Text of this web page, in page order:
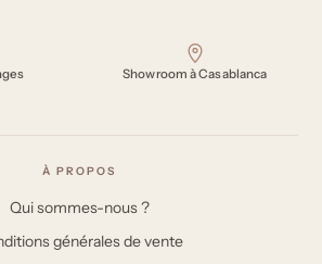
Showroom à Casablanca
À PROPOS
Qui sommes-nous ?
générales de vente